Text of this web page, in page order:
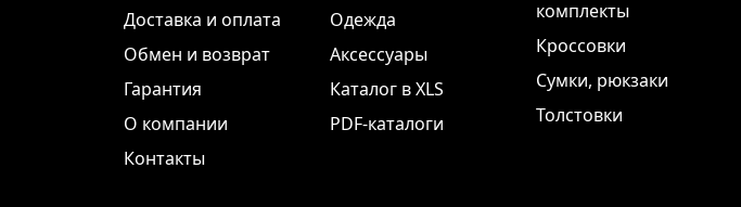
Доставка и оплата
Обмен и возврат
Гарантия
О компании
Контакты
Одежда
Аксессуары
Каталог в XLS
PDF-каталоги
комплекты
Кроссовки
Сумки, рюкзаки
Толстовки